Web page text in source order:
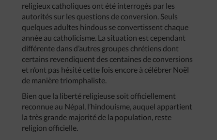
religieux catholiques ont été interrogés par les
autorités sur les questions de conversion. Seuls
quelques adultes hindous se convertissent chaque
année au catholicisme. La situation est cependant
différente dans d’autres groupes chrétiens dont
certains revendiquent des centaines de conversions
et n’ont pas hésité cette fois encore à célébrer Noël
de manière triomphaliste.
Bien que la liberté religieuse soit officiellement
reconnue au Népal, l’hindouisme, auquel appartient
la très grande majorité de la population, reste
religion officielle.